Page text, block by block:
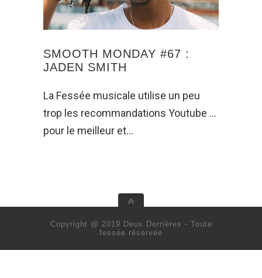
SMOOTH MONDAY #67 :
JADEN SMITH
La Fessée musicale utilise un peu
trop les recommandations Youtube …
pour le meilleur et…
Copyright @ 2019 Deux Derrières - Toute
fessée réservée